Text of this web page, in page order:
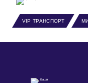
VIP ТРАНСПОРТ